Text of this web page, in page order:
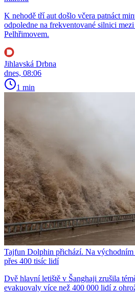
K nehodě tří aut došlo včera patnáct
odpoledne na frekventované silnici
Pelhřimovem.
Jihlavská Drbna
dnes, 08:06
1 min
Tajfun Dolphin přichází. Na
přes 400 tisíc lidí
Dvě hlavní letiště v Šanghaji zrušila
evakuovaly více než 400 000 lidí z